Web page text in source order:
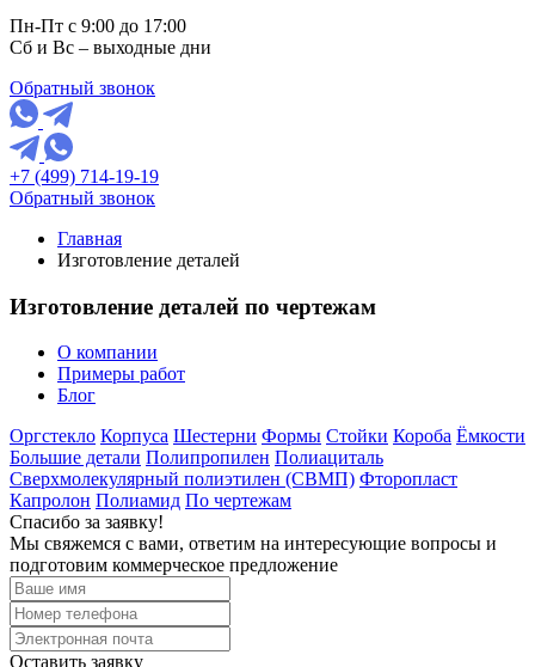
Пн-Пт с 9:00 до 17:00
Сб и Вс – выходные дни
Обратный звонок
+7 (499) 714-19-19
Обратный звонок
Главная
Изготовление деталей
Изготовление деталей по чертежам
О компании
Примеры работ
Блог
Оргстекло Корпуса Шестерни Формы Стойки Короба Ёмкости
Большие детали Полипропилен Полиациталь
Сверхмолекулярный полиэтилен (СВМП) Фторопласт
Капролон Полиамид По чертежам
Спасибо за заявку!
Мы свяжемся с вами, ответим на интересующие вопросы и
подготовим коммерческое предложение
Оставить заявку